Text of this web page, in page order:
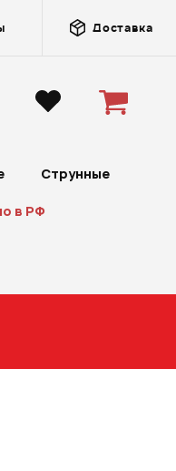
Доставка
Струнные
в РФ